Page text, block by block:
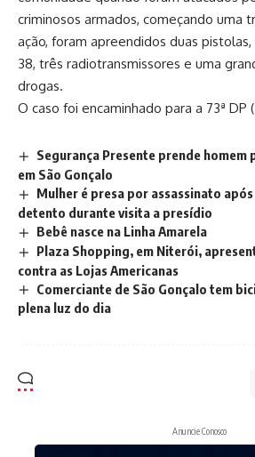
criminosos armados, começando uma
ação, foram apreendidos duas
38, três radiotransmissores e uma
drogas.
O caso foi encaminhado para a 73ª DP
Segurança Presente prende
em São Gonçalo
Mulher é presa por assassinato
detento durante visita a presídio
Bebê nasce na Linha Amarela
Plaza Shopping, em Niterói,
contra as Lojas Americanas
Comerciante de São Gonçalo tem
plena luz do dia
Anuncie Conosco